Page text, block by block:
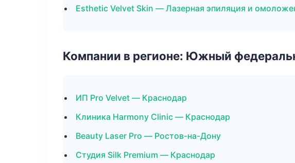
Esthetic Velvet Skin — Лазерная эпиляция и
Компании в регионе: Южный
ИП Pro Velvet — Краснодар
Клиника Harmony Clinic — Краснодар
Beauty Laser Pro — Ростов-на-Дону
Студия Silk Premium — Краснодар